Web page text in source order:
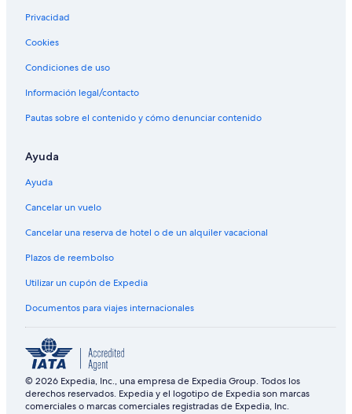
Privacidad
Cookies
Condiciones de uso
Información legal/contacto
Pautas sobre el contenido y cómo denunciar contenido
Ayuda
Ayuda
Cancelar un vuelo
Cancelar una reserva de hotel o de un alquiler vacacional
Plazos de reembolso
Utilizar un cupón de Expedia
Documentos para viajes internacionales
© 2026 Expedia, Inc., una empresa de Expedia Group. Todos los
derechos reservados. Expedia y el logotipo de Expedia son marcas
comerciales o marcas comerciales registradas de Expedia, Inc.